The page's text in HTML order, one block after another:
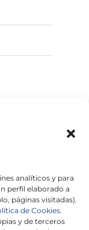
analíticos y para
perfil elaborado a
páginas visitadas).
de Cookies.
y de terceros